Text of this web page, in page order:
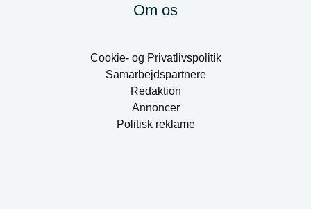
Om os
Cookie- og Privatlivspolitik
Samarbejdspartnere
Redaktion
Annoncer
Politisk reklame